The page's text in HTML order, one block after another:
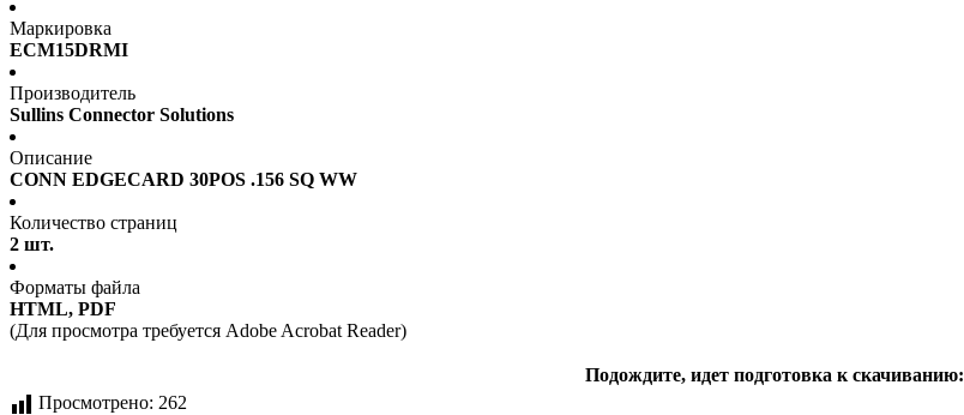
Маркировка
ECM15DRMI
Производитель
Sullins Connector Solutions
Описание
CONN EDGECARD 30POS .156 SQ WW
Количество страниц
2 шт.
Форматы файла
HTML, PDF
(Для просмотра требуется Adobe Acrobat Reader)
Подождите, идет подготовка к скачиванию:
Просмотрено: 262